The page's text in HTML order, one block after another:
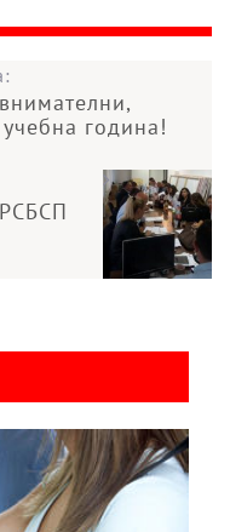
година!